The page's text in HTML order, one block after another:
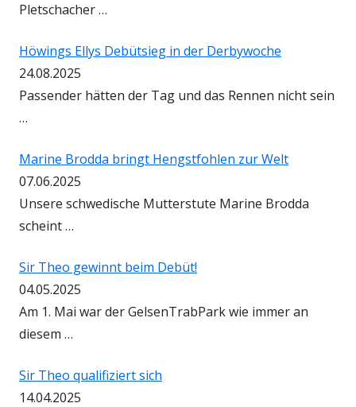
Pletschacher …
Höwings Ellys Debütsieg in der Derbywoche
24.08.2025
Passender hätten der Tag und das Rennen nicht sein
…
Marine Brodda bringt Hengstfohlen zur Welt
07.06.2025
Unsere schwedische Mutterstute Marine Brodda
scheint …
Sir Theo gewinnt beim Debüt!
04.05.2025
Am 1. Mai war der GelsenTrabPark wie immer an
diesem …
Sir Theo qualifiziert sich
14.04.2025